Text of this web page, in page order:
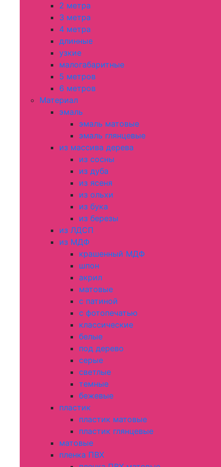
2 метра
3 метра
4 метра
длинные
узкие
малогабаритные
5 метров
6 метров
Материал
эмаль
эмаль матовые
эмаль глянцевые
из массива дерева
из сосны
из дуба
из ясеня
из ольхи
из бука
из березы
из ЛДСП
из МДФ
крашенный МДФ
шпон
акрил
матовые
с патиной
с фотопечатью
классические
белые
под дерево
серые
светлые
темные
бежевые
пластик
пластик матовые
пластик глянцевые
матовые
пленка ПВХ